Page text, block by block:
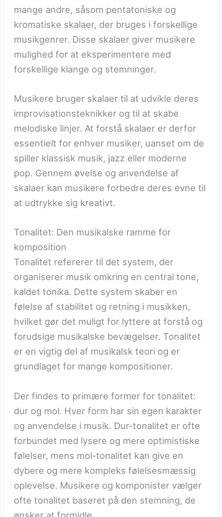
mange andre, såsom pentatoniske og
kromatiske skalaer, der bruges i forskellige
musikgenrer. Disse skalaer giver musikere
mulighed for at eksperimentere med
forskellige klange og stemninger.
Musikere bruger skalaer til at udvikle deres
improvisationsteknikker og til at skabe
melodiske linjer. At forstå skalaer er derfor
essentielt for enhver musiker, uanset om de
spiller klassisk musik, jazz eller moderne
pop. Gennem øvelse og anvendelse af
skalaer kan musikere forbedre deres evne til
at udtrykke sig kreativt.
Tonalitet: Den musikalske ramme for
komposition
Tonalitet refererer til det system, der
organiserer musik omkring en central tone,
kaldet tonika. Dette system skaber en
følelse af stabilitet og retning i musikken,
hvilket gør det muligt for lyttere at forstå og
forudsige musikalske bevægelser. Tonalitet
er en vigtig del af musikalsk teori og er
grundlaget for mange kompositioner.
Der findes to primære former for tonalitet:
dur og mol. Hver form har sin egen karakter
og anvendelse i musik. Dur-tonalitet er ofte
forbundet med lysere og mere optimistiske
følelser, mens mol-tonalitet kan give en
dybere og mere kompleks følelsesmæssig
oplevelse. Musikere og komponister vælger
ofte tonalitet baseret på den stemning, de
ønsker at formidle.